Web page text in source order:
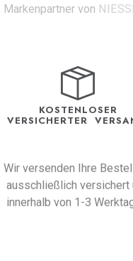
Markenpartner von
KOSTENLOSER
VERSICHERTER
Wir versenden Ihre
ausschließlich versichert
innerhalb von 1-3